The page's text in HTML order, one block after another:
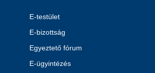
E-testület
E-bizottság
Egyeztető fórum
E-ügyintézés